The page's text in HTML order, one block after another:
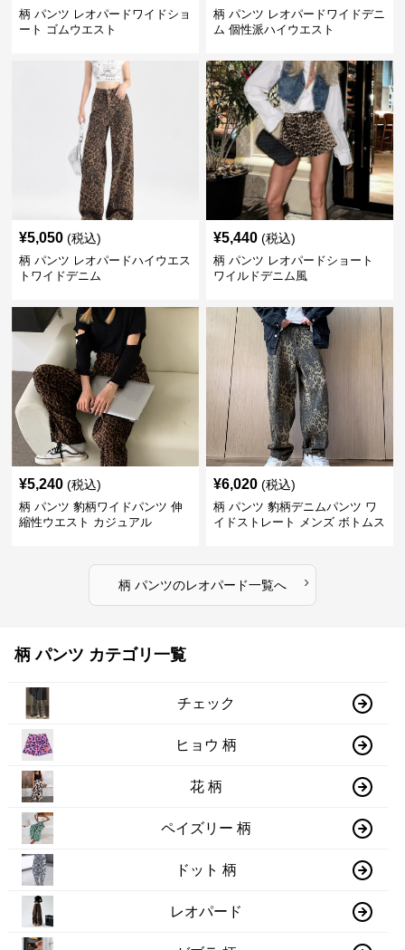
柄 パンツ レオパードワイドショ
ート ゴムウエスト
柄 パンツ レオパードワイドデニ
ム 個性派ハイウエスト
¥5,050 (税込)
柄 パンツ レオパードハイウエス
トワイドデニム
¥5,440 (税込)
柄 パンツ レオパードショート
ワイルドデニム風
¥5,240 (税込)
柄 パンツ 豹柄ワイドパンツ 伸
縮性ウエスト カジュアル
¥6,020 (税込)
柄 パンツ 豹柄デニムパンツ ワ
イドストレート メンズ ボトムス
柄 パンツのレオパード一覧へ ›
柄 パンツ カテゴリ一覧
チェック
ヒョウ 柄
花 柄
ペイズリー 柄
ドット 柄
レオパード